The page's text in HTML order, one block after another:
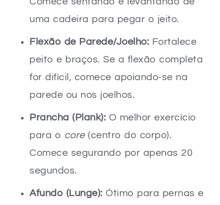
uma cadeira para pegar o jeito.
Flexão de Parede/Joelho: Fortalece
peito e braços. Se a flexão completa
for difícil, comece apoiando-se na
parede ou nos joelhos.
Prancha (Plank): O melhor exercício
para o core(centro do corpo).
Comece segurando por apenas 20
segundos.
Afundo (Lunge): Ótimo para pernas e